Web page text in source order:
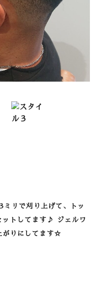
リで刈り上げて、トッ
ットしてます♪ ジェルワ
がりにしてます☆